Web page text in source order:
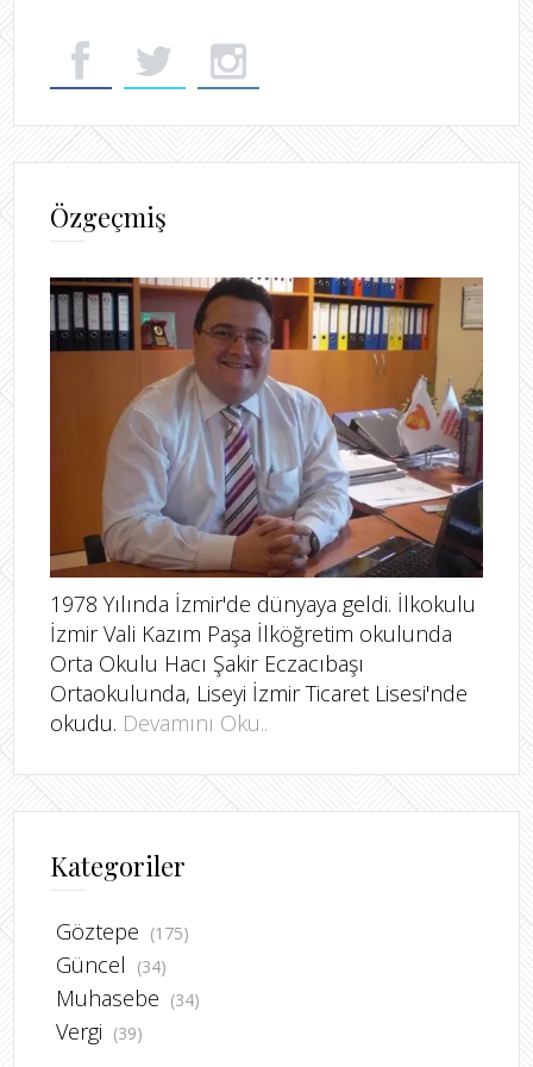
Özgeçmiş
1978 Yılında İzmir'de dünyaya geldi. İlkokulu
İzmir Vali Kazım Paşa İlköğretim okulunda
Orta Okulu Hacı Şakir Eczacıbaşı
Ortaokulunda, Liseyi İzmir Ticaret Lisesi'nde
okudu. Devamını Oku..
Kategoriler
Göztepe (175)
Güncel (34)
Muhasebe (34)
Vergi (39)